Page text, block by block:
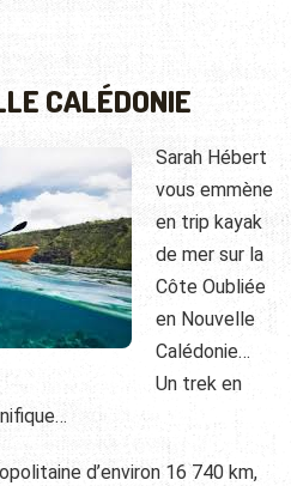
CALÉDONIE
Sarah Hébert
vous emmène
en trip kayak
de mer sur la
Côte Oubliée
en Nouvelle
Calédonie…
Un trek en
d’environ 16 740 km,